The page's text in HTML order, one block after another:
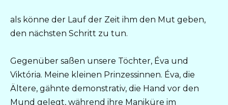
als könne der Lauf der Zeit ihm den Mut geben,
den nächsten Schritt zu tun.
Gegenüber saßen unsere Töchter, Éva und
Viktória. Meine kleinen Prinzessinnen. Éva, die
Ältere, gähnte demonstrativ, die Hand vor den
Mund gelegt, während ihre Maniküre im